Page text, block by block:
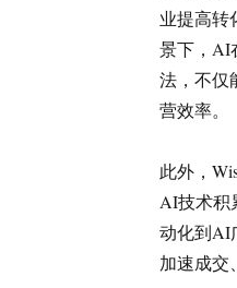
业提高转
景下，AI
法，不仅
营效率。
此外，
AI技术积
动化到AI
加速成交